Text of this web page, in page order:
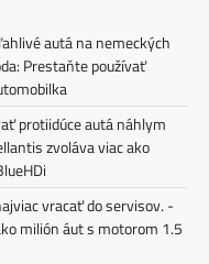
autá na nemeckých
Prestaňte používať
protiidúce autá náhlym
zvoláva viac ako
vracať do servisov. -
milión áut s motorom 1.5